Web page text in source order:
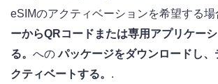
eSIMのアクティベーションを希望する場
ーからQRコードまたは専用アプリケー
る。 へのパッケージをダウンロードし
クティベートする。 .